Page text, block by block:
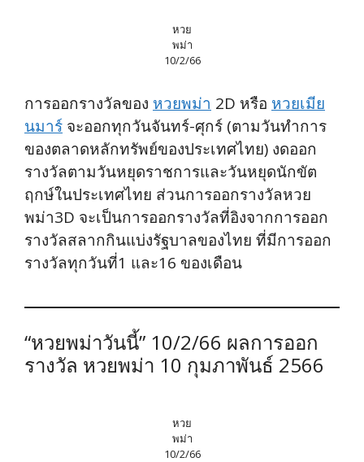
หวย
พม่า
10/2/66
การออกรางวัลของ หวยพม่า 2D หรือ หวยเมีย
นมาร์ จะออกทุกวันจันทร์-ศุกร์ (ตามวันทำการ
ของตลาดหลักทรัพย์ของประเทศไทย) งดออก
รางวัลตามวันหยุดราชการและวันหยุดนักขัต
ฤกษ์ในประเทศไทย ส่วนการออกรางวัลหวย
พม่า3D จะเป็นการออกรางวัลที่อิงจากการออก
รางวัลสลากกินแบ่งรัฐบาลของไทย ที่มีการออก
รางวัลทุกวันที่1 และ16 ของเดือน
“หวยพม่าวันนี้” 10/2/66 ผลการออก
รางวัล หวยพม่า 10 กุมภาพันธ์ 2566
หวย
พม่า
10/2/66